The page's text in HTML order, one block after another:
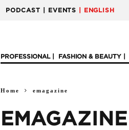
PODCAST | EVENTS | ENGLISH
PROFESSIONAL FASHION & BEAUTY
Home emagazine
EMAGAZINE